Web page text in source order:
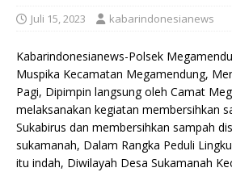
Juli 15, 2023 kabarindonesianews
Kabarindonesianews-Polsek
Muspika Kecamatan Megamendung,
Pagi, Dipimpin langsung oleh Camat
melaksanakan kegiatan membersihkan
Sukabirus dan membersihkan sampah
sukamanah, Dalam Rangka Peduli
itu indah, Diwilayah Desa Sukamanah